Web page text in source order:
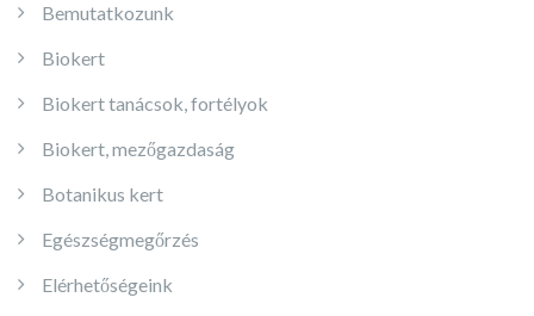
Bemutatkozunk
Biokert
Biokert tanácsok, fortélyok
Biokert, mezőgazdaság
Botanikus kert
Egészségmegőrzés
Elérhetőségeink